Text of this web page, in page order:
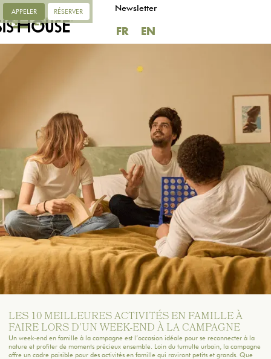
Newsletter
FR EN
FR EN
APPELER RÉSERVER
LES 10 MEILLEURES ACTIVITÉS EN FAMILLE À
FAIRE LORS D’UN WEEK-END À LA CAMPAGNE
Un week-end en famille à la campagne est l’occasion idéale pour se reconnecter à la
nature et profiter de moments précieux ensemble. Loin du tumulte urbain, la campagne
offre un cadre paisible pour des activités en famille qui raviront petits et grands. Que